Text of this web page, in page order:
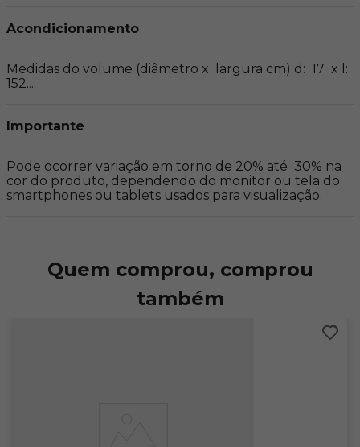
Acondicionamento
Medidas do volume (diâmetro x  largura cm) d:  17  x l:
152....
Importante
Pode ocorrer variação em torno de 20% até  30% na
cor do produto, dependendo do monitor ou tela do
smartphones ou tablets usados para visualização.
Quem comprou, comprou
também